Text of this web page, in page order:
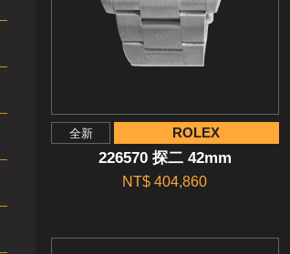
全新 ROLEX
226570 探二 42mm
NT$ 404,860